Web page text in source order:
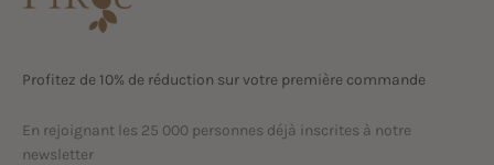
Profitez de 10% de réduction sur votre première commande
En rejoignant les 25 000 personnes déjà inscrites à notre
newsletter